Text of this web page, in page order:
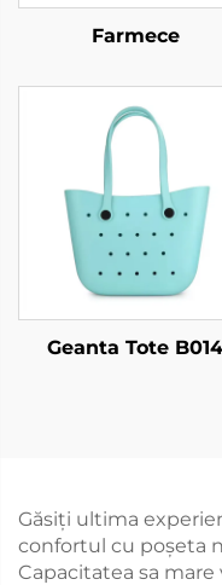
Farmece
Geanta Tote B014
Găsiți ultima
confortul cu poșeta
Capacitatea sa